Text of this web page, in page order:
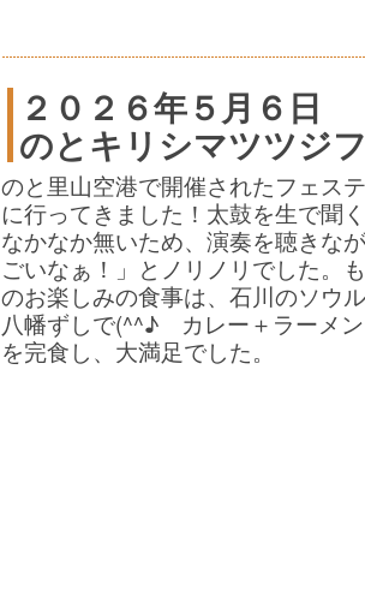
２０２６年５月６日
のとキリシマツツジ
のと里山空港で開催されたフェス
に行ってきました！太鼓を生で聞
なかなか無いため、演奏を聴きな
ごいなぁ！」とノリノリでした。
のお楽しみの食事は、石川のソウ
八幡ずしで(^^♪ カレー＋ラーメ
を完食し、大満足でした。